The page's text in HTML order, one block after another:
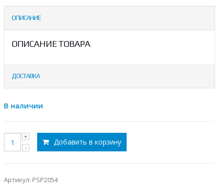
ОПИСАНИЕ
ОПИСАНИЕ ТОВАРА
ДОСТАВКА
В наличии
Добавить в корзину
Артикул: PSP2054